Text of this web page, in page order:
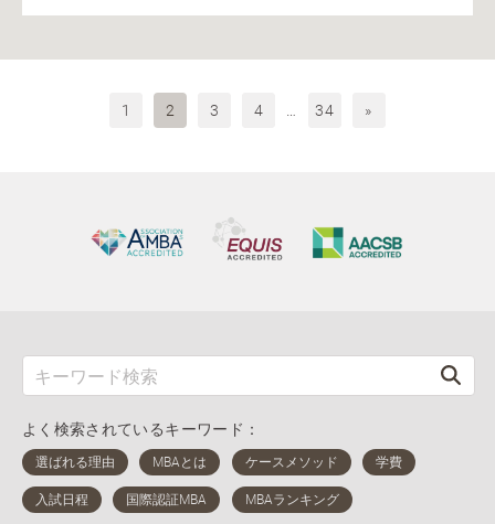
1 2 3 4 34 »
よく検索されているキーワード：